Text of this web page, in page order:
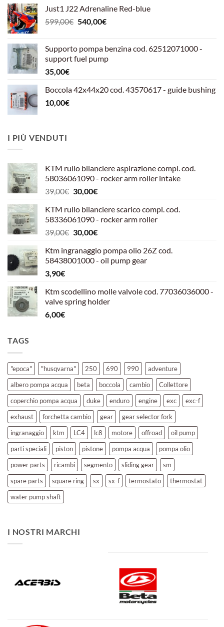
Just1 J22 Adrenaline Red-blue
599,00€ Il
era:
599,00€.
540,00€Il
è:
540,00€.
Supporto pompa benzina cod. 62512071000 -
support fuel pump
35,00€
Boccola 42x44x20 cod. 43570617 - guide bushing
10,00€
I PIÙ VENDUTI
KTM rullo bilanciere aspirazione compl. cod.
58036061090 - rocker arm roller intake
39,00€ Il
originale
era:
39,00€.
30,00€Il
attuale
è:
30,00€.
KTM rullo bilanciere scarico compl. cod.
58336061090 - rocker arm roller
39,00€ Il
originale
era:
30,00€Il
attuale
è:
Ktm ingranaggio pompa olio 26Z cod.
58438001000 - oil pump gear
3,90€
Ktm scodellino molle valvole cod. 77036036000 -
valve spring holder
6,00€
TAGS
"epoca" "husqvarna" 250 690 990
adventure
albero pompa acqua
beta boccola cambio
Collettore
coperchio pompa acqua
duke enduro engine exc
exc-f
exhaust
forchetta cambio gear
gear selector fork
ingranaggio
ktm LC4 lc8 motore offroad
oil pump
parti speciali
piston pistone pompa acqua
pompa olio
power parts
ricambi segmento sliding gear
sm
spare parts
square ring sx sx-f termostato
thermostat
water pump shaft
I NOSTRI MARCHI